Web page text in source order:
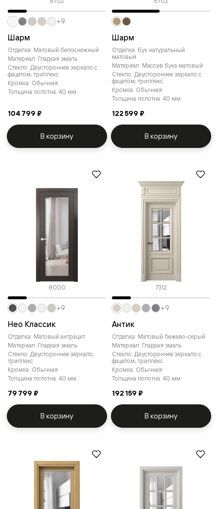
Шарм
Отделка: Матовый белоснежный
Материал: Гладкая эмаль
Стекло: Двустороннее зеркало с
фацетом, триплекс
Кромка: Обычная
Толщина полотна: 40 мм
104 799 ₽
+9
В корзину
Шарм
Отделка: Бук натуральный
матовый
Материал: Массив бука матовый
Стекло: Двустороннее зеркало с
фацетом, триплекс
Кромка: Обычная
Толщина полотна: 40 мм
122 599 ₽
В корзину
8000
Нео Классик
Отделка: Матовый антрацит
Материал: Гладкая эмаль
Стекло: Двустороннее зеркало,
триплекс
Кромка: Обычная
Толщина полотна: 40 мм
79 799 ₽
+9
В корзину
7312
Антик
Отделка: Матовый бежево-серый
Материал: Гладкая эмаль
Стекло: Двустороннее зеркало с
фацетом, триплекс
Кромка: Обычная
Толщина полотна: 40 мм
192 159 ₽
+9
В корзину